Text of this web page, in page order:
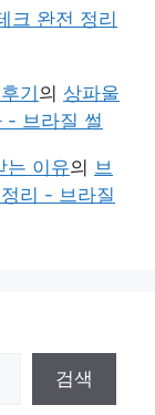
크 완전 정리
기의 상파울
- 브라질 썰
는 이유의 브
리 - 브라질
검색